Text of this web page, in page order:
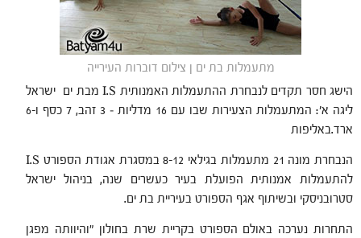
מתעמלות בת ים ן צילום דוברות העירייה
הישג חסר תקדים לנבחרת ההתעמלות האמנותית I.S מבת ים ישראל
ליגה א': המתעמלות הצעירות שבו עם 16 מדליות – 3 זהב, 7 כסף ו-6
ארד.באליפות
הנבחרת מונה 21 מתעמלות בגילאי 8-12 במסגרת אגודת הספורט I.S
להתעמלות אמנותית הפועלת בעיר כעשרים שנה, בניהול ישראל
סטרובניסקי ובשיתוף אגף הספורט בעיריית בת ים.
התחרות נערכה באולם הספורט בקריית שרת בחולון "והיוותה מפגן